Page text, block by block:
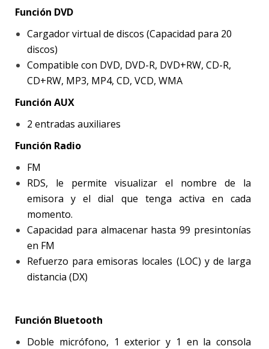
Función DVD
Cargador virtual de discos (Capacidad para 20
discos)
Compatible con DVD, DVD-R, DVD+RW, CD-R,
CD+RW, MP3, MP4, CD, VCD, WMA
Función AUX
2 entradas auxiliares
Función Radio
FM
RDS, le permite visualizar el nombre de la
emisora y el dial que tenga activa en cada
momento.
Capacidad para almacenar hasta 99 presintonías
en FM
Refuerzo para emisoras locales (LOC) y de larga
distancia (DX)
Función Bluetooth
Doble micrófono, 1 exterior y 1 en la consola